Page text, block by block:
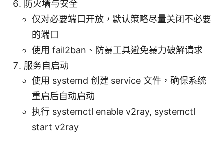
防火墙与安全
仅对必要端口开放，默认策略尽量关闭不必要
的端口
使用 fail2ban、防暴工具避免暴力破解请求
服务自启动
使用 systemd 创建 service 文件，确保系统
重启后自动启动
执行 systemctl enable v2ray, systemctl
start v2ray